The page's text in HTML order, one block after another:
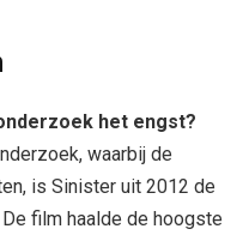
het engst?
waarbij de
is Sinister uit 2012 de
film haalde de hoogste